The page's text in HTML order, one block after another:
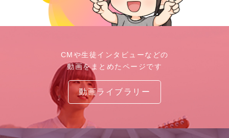
CMや生徒インタビューなどの
動画をまとめたページです
動画ライブラリー